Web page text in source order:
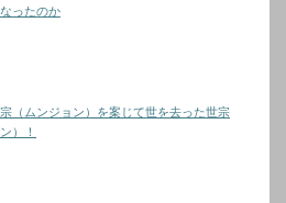
ったのか
（ムンジョン）を案じて世を去った世宗
）！